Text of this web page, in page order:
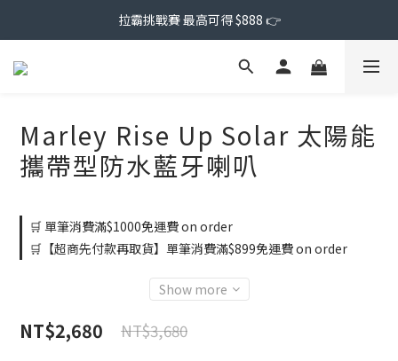
拉霸挑戰賽 最高可得 $888 👉
Marley Rise Up Solar 太陽能
攜帶型防水藍牙喇叭
🛒 單筆消費滿$1000免運費 on order
🛒【超商先付款再取貨】單筆消費滿$899免運費 on order
Show more
NT$2,680 NT$3,680